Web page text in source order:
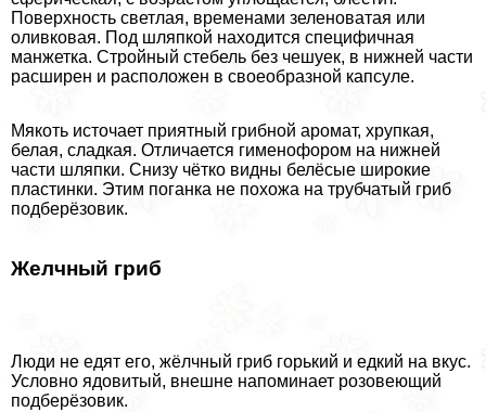
Поверхность светлая, временами зеленоватая или
оливковая. Под шляпкой находится специфичная
манжетка. Стройный стебель без чешуек, в нижней части
расширен и расположен в своеобразной капсуле.
Мякоть источает приятный грибной аромат, хрупкая,
белая, сладкая. Отличается гименофором на нижней
части шляпки. Снизу чётко видны белёсые широкие
пластинки. Этим поганка не похожа на трубчатый гриб
подберёзовик.
Желчный гриб
Люди не едят его, жёлчный гриб горький и едкий на вкус.
Условно ядовитый, внешне напоминает розовеющий
подберёзовик.